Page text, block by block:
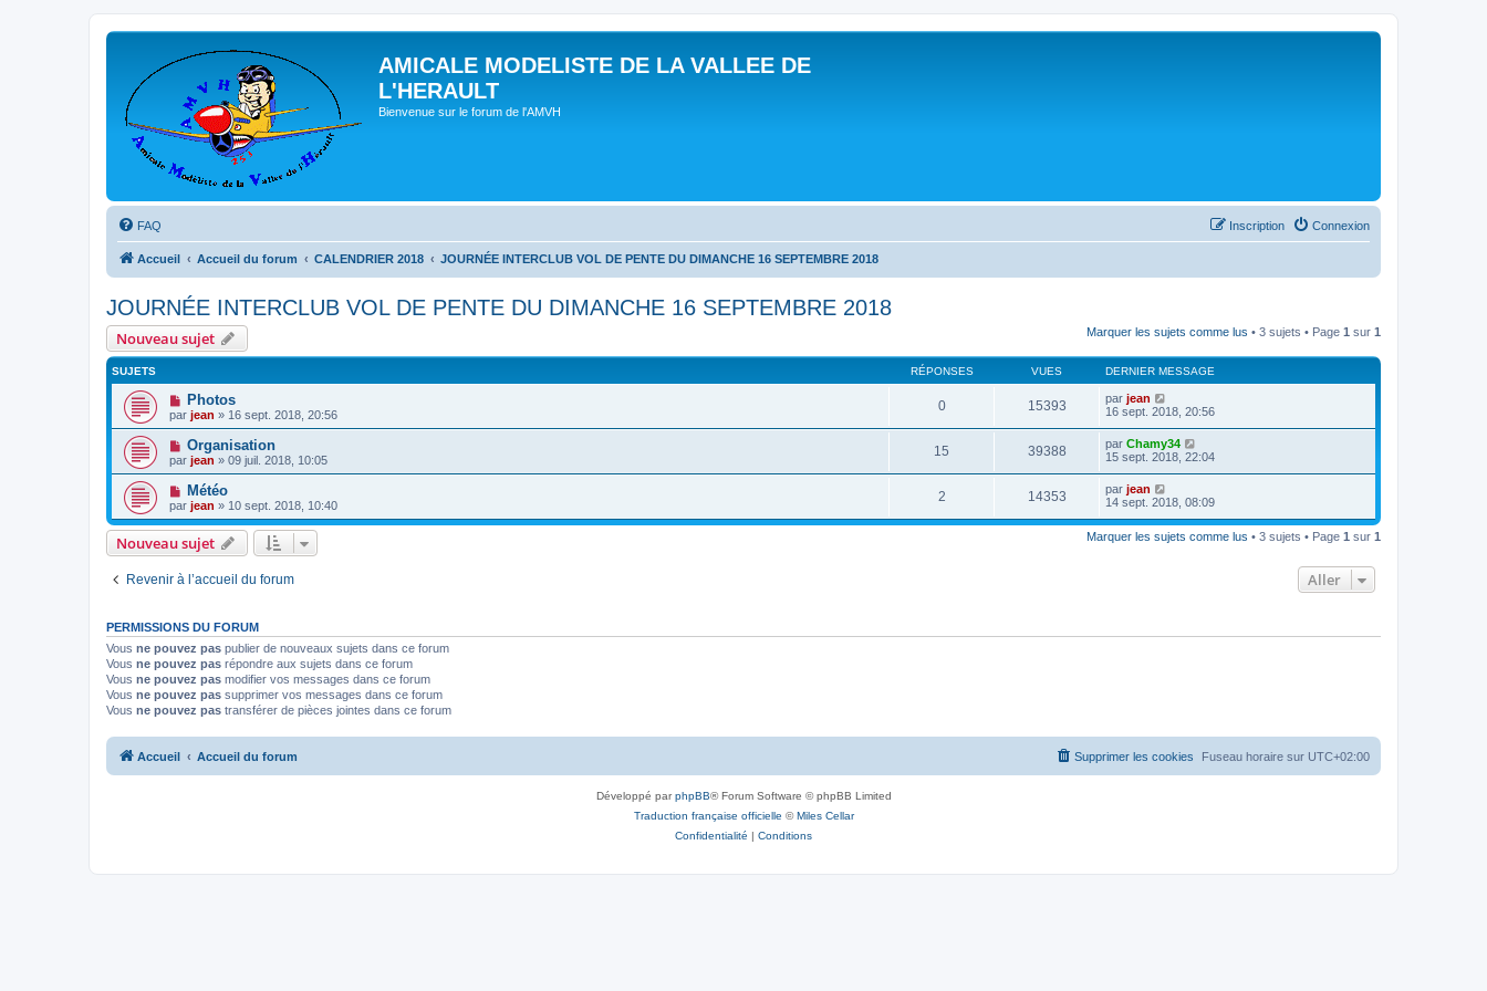
AMICALE MODELISTE DE LA VALLEE DE
L'HERAULT
Bienvenue sur le forum de l'AMVH
FAQ Connexion
Inscription
Accueil Accueil du forum CALENDRIER 2018 JOURNÉE INTERCLUB VOL DE PENTE DU DIMANCHE 16 SEPTEMBRE 2018
JOURNÉE INTERCLUB VOL DE PENTE DU DIMANCHE 16 SEPTEMBRE 2018
Nouveau sujet Marquer les sujets comme lus • 3 sujets • Page 1 sur 1
SUJETS RÉPONSES VUES DERNIER MESSAGE
Photos
par jean » 16 sept. 2018, 20:56
0 15393 par jean
16 sept. 2018, 20:56
Organisation
par jean » 09 juil. 2018, 10:05
15 39388 par Chamy34
15 sept. 2018, 22:04
Météo
par jean » 10 sept. 2018, 10:40
2 14353 par jean
14 sept. 2018, 08:09
Nouveau sujet Marquer les sujets comme lus • 3 sujets • Page 1 sur 1
Revenir à l’accueil du forum Aller
PERMISSIONS DU FORUM
Vous ne pouvez pas publier de nouveaux sujets dans ce forum
Vous ne pouvez pas répondre aux sujets dans ce forum
Vous ne pouvez pas modifier vos messages dans ce forum
Vous ne pouvez pas supprimer vos messages dans ce forum
Vous ne pouvez pas transférer de pièces jointes dans ce forum
Accueil Accueil du forum Fuseau horaire sur UTC+02:00
Supprimer les cookies
Développé parphpBB® Forum Software © phpBB Limited
Traduction française officielle ©Miles Cellar
Confidentialité | Conditions